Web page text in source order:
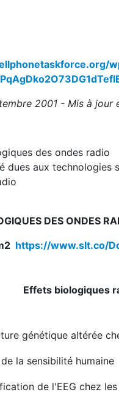
radio
2001 - Mis à
des ondes radio
dues aux technologies
DES ONDES
https://www.slt.co/
Effets biologiques
génétique altérée
la sensibilité humaine
de l'EEG chez